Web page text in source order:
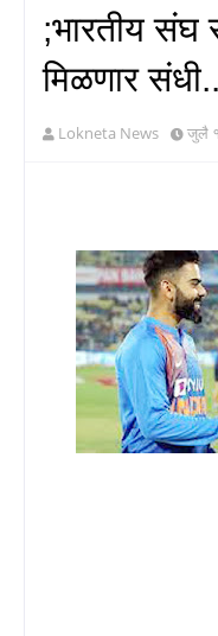
;भारतीय संघ
मिळणार
Lokneta News जुलै